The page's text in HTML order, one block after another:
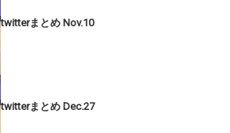
twitterまとめ Nov.10
twitterまとめ Dec.27